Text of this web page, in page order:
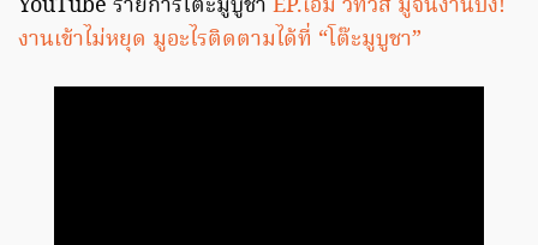
งานเข้าไม่หยุด มูอะไรติดตามได้ที่ “โต๊ะมูบูชา”